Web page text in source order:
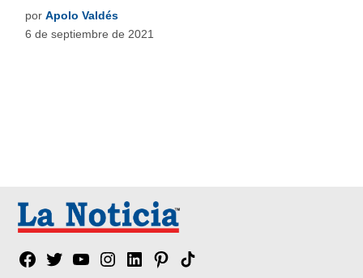
por Apolo Valdés
6 de septiembre de 2021
Facebook
TwitterYouTubeInstagram
LinkedinPinterest
Tik